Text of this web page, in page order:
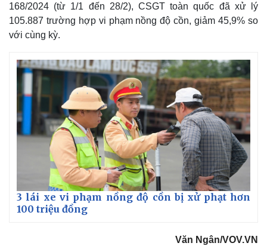
168/2024 (từ 1/1 đến 28/2), CSGT toàn quốc đã xử lý
105.887 trường hợp vi phạm nồng độ cồn, giảm 45,9% so
với cùng kỳ.
3 lái xe vi phạm nồng độ cồn bị xử phạt hơn
100 triệu đồng
Văn Ngân/VOV.VN